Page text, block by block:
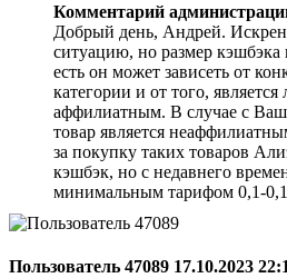
Комментарий
Добрый день, Андрей.
ситуацию, но размер кэшбэка
есть он может зависеть от
категории и от того,
аффилиатным. В случае с
товар является
за покупку таких товаров
кэшбэк, но с недавнего
минимальным тарифом 0,1-
Пользователь 47089 17.10.2023